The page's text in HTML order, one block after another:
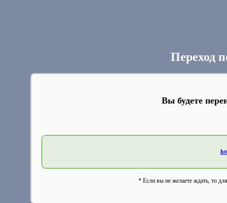
Переход
Вы будете
* Если вы не желаете ждать, то